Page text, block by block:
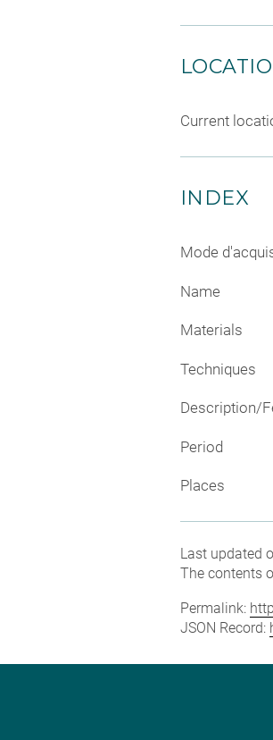
Current
INDEX
Mode
Name
Materials
Techniques
Description/
Period
Places
Last updated
The contents
Permalink:
JSON Record: